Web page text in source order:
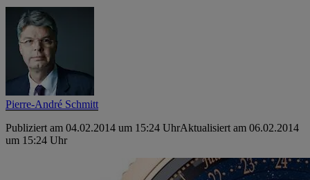
Pierre-André Schmitt
Publiziert am 04.02.2014 um 15:24 UhrAktualisiert am 06.02.2014
um 15:24 Uhr